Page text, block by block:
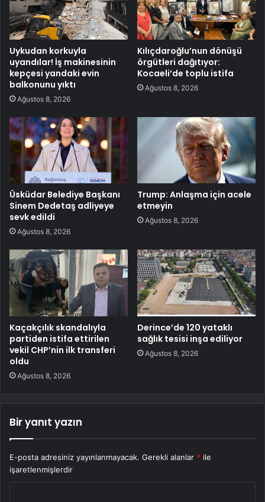
Uykudan korkuyla
uyandılar! İş makinesinin
kepçesi yandaki evin
balkonunu yıktı
Ağustos 8, 2026
Kılıçdaroğlu’nun dönüşü
örgütleri dağıtıyor:
Kocaeli’de toplu istifa
Ağustos 8, 2026
Üsküdar Belediye Başkanı
Sinem Dedetaş adliyeye
sevk edildi
Ağustos 8, 2026
Trump: Anlaşma için acele
etmeyin
Ağustos 8, 2026
Kaçakçılık skandalıyla
partiden istifa ettirilen
vekil CHP’nin ilk transferi
oldu
Ağustos 8, 2026
Derince’de 120 yataklı
sağlık tesisi inşa ediliyor
Ağustos 8, 2026
Bir yanıt yazın
E-posta adresiniz yayınlanmayacak. Gerekli alanlar * ile
işaretlenmişlerdir